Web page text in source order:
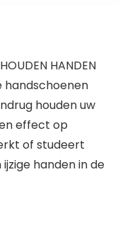
HANDEN
handschoenen
houden uw
effect op
of studeert
handen in de